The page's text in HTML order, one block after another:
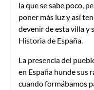
la que se sabe poco,
poner más luz y así
devenir de esta villa y
Historia de España.
La presencia del
en España hunde sus
cuando formábamos